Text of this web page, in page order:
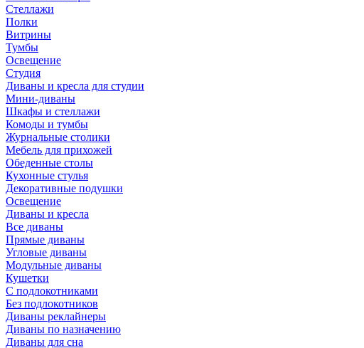
Стеллажи
Полки
Витрины
Тумбы
Освещение
Студия
Диваны и кресла для студии
Мини-диваны
Шкафы и стеллажи
Комоды и тумбы
Журнальные столики
Мебель для прихожей
Обеденные столы
Кухонные стулья
Декоративные подушки
Освещение
Диваны и кресла
Все диваны
Прямые диваны
Угловые диваны
Модульные диваны
Кушетки
С подлокотниками
Без подлокотников
Диваны реклайнеры
Диваны по назначению
Диваны для сна